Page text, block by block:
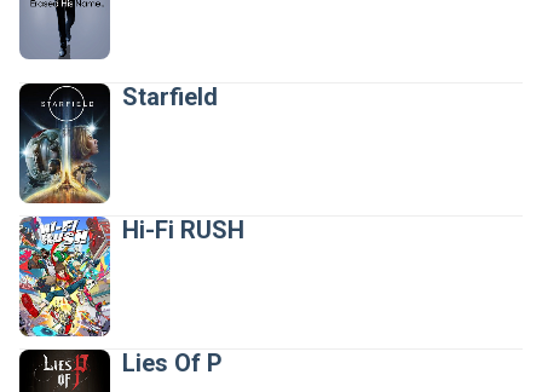
Starfield
Hi-Fi RUSH
Lies Of P